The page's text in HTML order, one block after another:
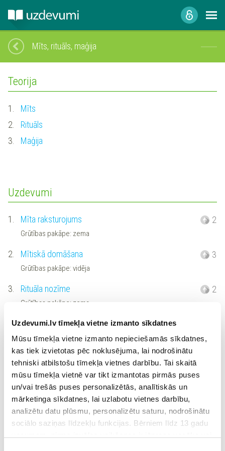
Uzdevumi.lv tīmekļa vietne izmanto sīkdatnes
Mūsu tīmekļa vietne izmanto nepieciešamās sīkdatnes,
kas tiek izvietotas pēc noklusējuma, lai nodrošinātu
tehniski atbilstošu tīmekļa vietnes darbību. Tai skaitā
mūsu tīmekļa vietnē var tikt izmantotas pirmās puses
un/vai trešās puses personalizētās, analītiskās un
mārketinga sīkdatnes, lai uzlabotu vietnes darbību,
analizētu datu plūsmu, personalizētu saturu, nodrošinātu
sociālo saziņas līdzekļu funkcijas. Bērniem līdz 13 gadu
Mīts, rituāls, maģija
Teorija
1.
Mīts
2.
Rituāls
3.
Maģija
Uzdevumi
1. Mīta raksturojums
Grūtības pakāpe: zema
2
2. Mītiskā domāšana
Grūtības pakāpe: vidēja
3
3. Rituāla nozīme
Grūtības pakāpe: zema
2
4. Seno cilvēku rituāli
Grūtības pakāpe: zema
5. Mīts, rituāls, maģija
Grūtības pakāpe: zema
6. Maģija
Grūtības pakāpe: vidēja
7. Šamanis